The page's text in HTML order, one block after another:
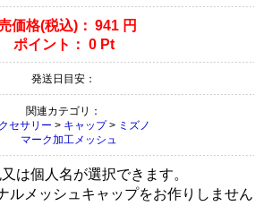
価格(税込)： 941 円
ポイント： 0Pt
発送日目安：
関連カテゴリ：
セサリー > キャップ> ミズノ
マーク加工メッシュ
は個人名が選択できます。
ルメッシュキャップをお作りしません